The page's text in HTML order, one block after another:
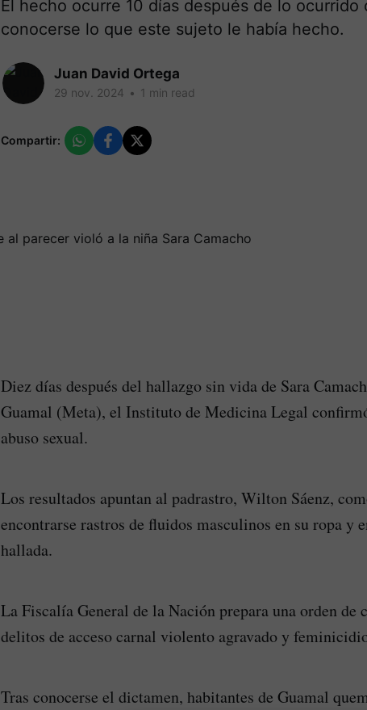
El hecho ocurre 10 días después de lo ocurrido
conocerse lo que este sujeto le había hecho.
Juan David Ortega
29 nov. 2024 • 1 min read
Compartir:
Diez días después del hallazgo sin vida de Sara
Guamal (Meta), el Instituto de Medicina Legal
abuso sexual.
Los resultados apuntan al padrastro, Wilton Sáenz,
encontrarse rastros de fluidos masculinos en su ropa y
hallada.
La Fiscalía General de la Nación prepara una orden de
delitos de acceso carnal violento agravado y
Tras conocerse el dictamen, habitantes de Guamal